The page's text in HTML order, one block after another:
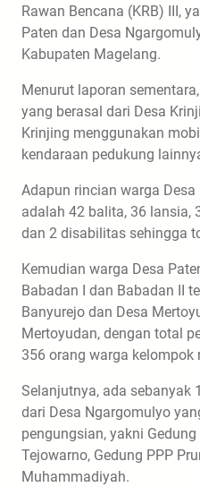
Rawan Bencana (KRB) III,
Paten dan Desa
Kabupaten Magelang.
Menurut laporan
yang berasal dari Desa
Krinjing menggunakan
kendaraan pedukung
Adapun rincian warga
adalah 42 balita, 36 lansia,
dan 2 disabilitas sehingga
Kemudian warga Desa
Babadan I dan Babadan II
Banyurejo dan Desa
Mertoyudan, dengan total
356 orang warga kelompok
Selanjutnya, ada sebanyak
dari Desa Ngargomulyo
pengungsian, yakni Gedung
Tejowarno, Gedung PPP
Muhammadiyah.